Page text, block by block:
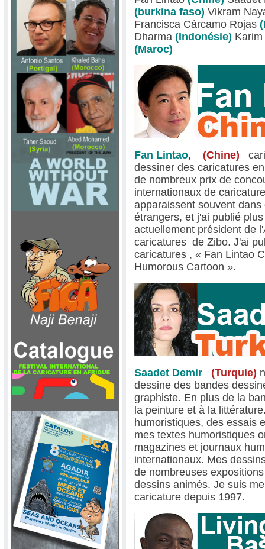
(burkina faso) Vikram
Francisca Cárcamo Rojas
Dharma(Indonésie)
(Maroc)
Fan Lintao, (Chine)
dessiner des caricatures
de nombreux prix de
internationaux de
apparaissent souvent
étrangers, et j'ai publié
actuellement président de
caricatures de Zibo. J'ai
caricatures , « Fan Lintao
Humorous Cartoon ».
Saadet Demir (Turquie)
dessine des bandes
graphiste. En plus de la
la peinture et à la
humoristiques, des essais
mes textes humoristiques
magazines et journaux
internationaux. Mes
de nombreuses
dessins animés. Je suis
caricature depuis 1997.